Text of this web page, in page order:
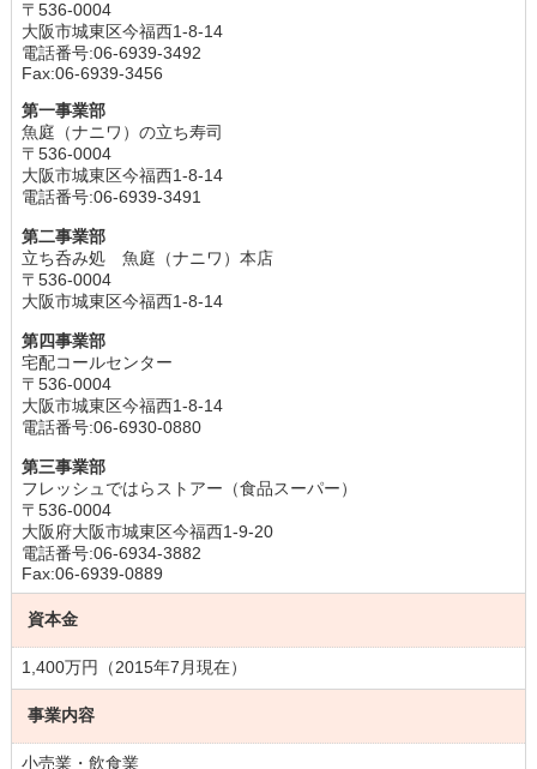
〒536-0004
大阪市城東区今福西1-8-14
電話番号:06-6939-3492
Fax:06-6939-3456
第一事業部
魚庭（ナニワ）の立ち寿司
〒536-0004
大阪市城東区今福西1-8-14
電話番号:06-6939-3491
第二事業部
立ち呑み処 魚庭（ナニワ）本店
〒536-0004
大阪市城東区今福西1-8-14
第四事業部
宅配コールセンター
〒536-0004
大阪市城東区今福西1-8-14
電話番号:06-6930-0880
第三事業部
フレッシュではらストアー（食品スーパー）
〒536-0004
大阪府大阪市城東区今福西1-9-20
電話番号:06-6934-3882
Fax:06-6939-0889
資本金
1,400万円（2015年7月現在）
事業内容
小売業・飲食業